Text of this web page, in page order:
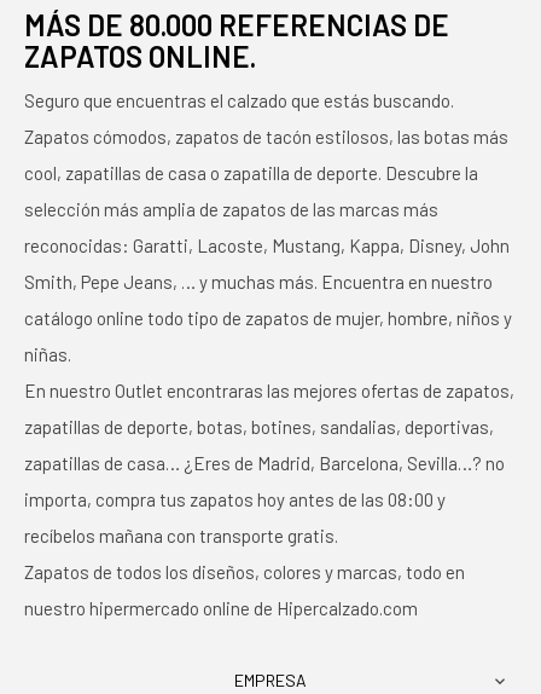
MÁS DE 80.000 REFERENCIAS DE
ZAPATOS ONLINE.
Seguro que encuentras el calzado que estás buscando.
Zapatos cómodos, zapatos de tacón estilosos, las botas más
cool, zapatillas de casa o zapatilla de deporte. Descubre la
selección más amplia de zapatos de las marcas más
reconocidas: Garatti, Lacoste, Mustang, Kappa, Disney, John
Smith, Pepe Jeans, … y muchas más. Encuentra en nuestro
catálogo online todo tipo de zapatos de mujer, hombre, niños y
niñas.
En nuestro Outlet encontraras las mejores ofertas de zapatos,
zapatillas de deporte, botas, botines, sandalias, deportivas,
zapatillas de casa… ¿Eres de Madrid, Barcelona, Sevilla…? no
importa, compra tus zapatos hoy antes de las 08:00 y
recíbelos mañana con transporte gratis.
Zapatos de todos los diseños, colores y marcas, todo en
nuestro hipermercado online de Hipercalzado.com
EMPRESA 